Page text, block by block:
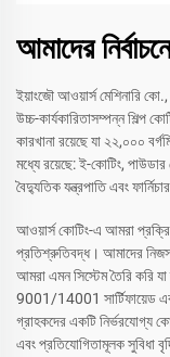
আমাদের
ইয়াংজৌ আওয়ার্স মেশিনারি
উচ্চ-কার্যকারিতাসম্পন্ন শিল্প
কারখানা রয়েছে যা ২২,০০০
মধ্যে রয়েছে: ই-কোটিং, পাউডার
বৈদ্যুতিক যন্ত্রপাতি এবং
আওয়ার্স কোটিং-এ আমরা
প্রতিশ্রুতিবদ্ধ। আমাদের
আমরা এমন সিস্টেম তৈরি করি
9001/14001 সার্টিফায়েড
গ্রাহকদের একটি নির্ভরযোগ্য
এবং প্রতিযোগিতামূলক সুবিধা